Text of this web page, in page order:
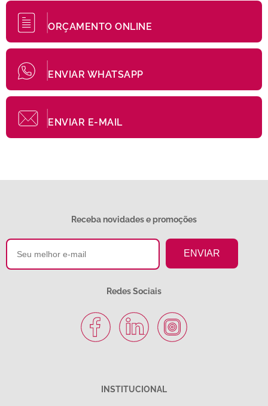
ORÇAMENTO ONLINE
ENVIAR WHATSAPP
ENVIAR E-MAIL
Receba novidades e promoções
Redes Sociais
INSTITUCIONAL